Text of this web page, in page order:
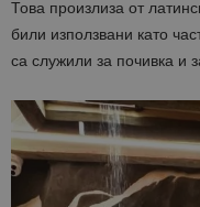
Това произлиза от
били използвани като
са служили за почивка и